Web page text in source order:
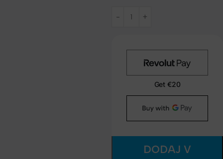
DODAJ V